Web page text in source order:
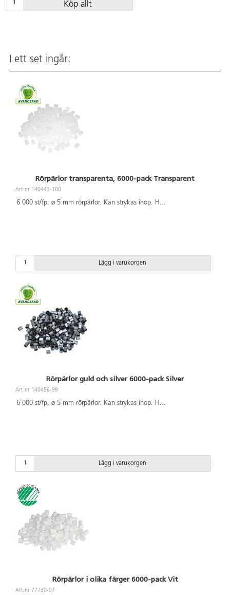
Köp allt
I ett set ingår:
Rörpärlor transparenta, 6000-pack Transparent
Art.nr 140443-100
6 000 st/fp. ø 5 mm rörpärlor. Kan strykas ihop. H ...
Lägg i varukorgen
Rörpärlor guld och silver 6000-pack Silver
Art.nr 140456-99
6 000 st/fp. ø 5 mm rörpärlor. Kan strykas ihop. H ...
Lägg i varukorgen
Rörpärlor i olika färger 6000-pack Vit
Art.nr 77730-97